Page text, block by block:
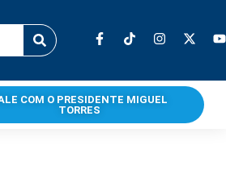
COM O PRESIDENTE MIGUEL
TORRES